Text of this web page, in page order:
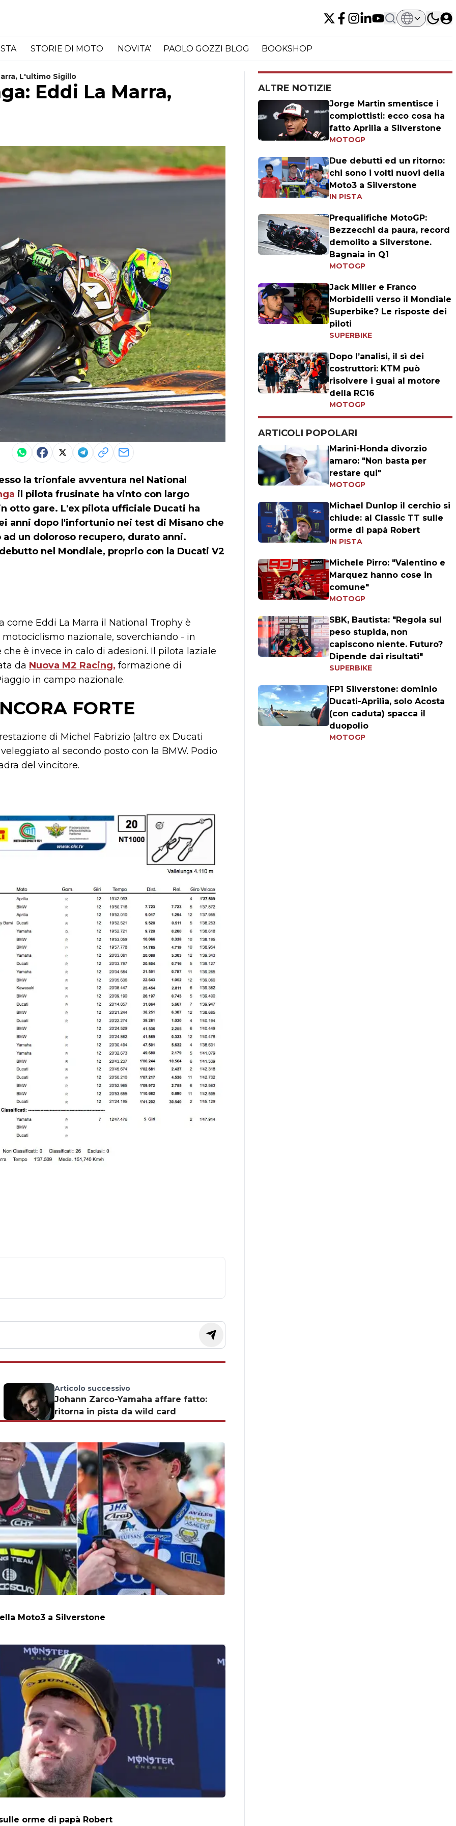
STORIE DI MOTO NOVITA’ PAOLO GOZZI BLOG BOOKSHOP
L'ultimo Sigillo
Eddi La Marra,
la trionfale avventura nel National
il pilota frusinate ha vinto con largo
otto gare. L'ex pilota ufficiale Ducati ha
anni dopo l'infortunio nei test di Misano che
un doloroso recupero, durato anni.
nel Mondiale, proprio con la Ducati V2
Eddi La Marra il National Trophy è
nazionale, soverchiando - in
è invece in calo di adesioni. Il pilota laziale
da Nuova M2 Racing, formazione di
in campo nazionale.
FORTE
di Michel Fabrizio (altro ex Ducati
al secondo posto con la BMW. Podio
del vincitore.
Articolo successivo
Johann Zarco-Yamaha affare fatto:
ritorna in pista da wild card
Moto3 a Silverstone
orme di papà Robert
ALTRE NOTIZIE
Jorge Martin smentisce i
complottisti: ecco cosa ha
fatto Aprilia a Silverstone
MOTOGP
Due debutti ed un ritorno:
chi sono i volti nuovi della
Moto3 a Silverstone
IN PISTA
Prequalifiche MotoGP:
Bezzecchi da paura, record
demolito a Silverstone.
Bagnaia in Q1
MOTOGP
Jack Miller e Franco
Morbidelli verso il Mondiale
Superbike? Le risposte dei
piloti
SUPERBIKE
Dopo l’analisi, il sì dei
costruttori: KTM può
risolvere i guai al motore
della RC16
MOTOGP
ARTICOLI POPOLARI
Marini-Honda divorzio
amaro: "Non basta per
restare qui"
MOTOGP
Michael Dunlop il cerchio si
chiude: al Classic TT sulle
orme di papà Robert
IN PISTA
Michele Pirro: "Valentino e
Marquez hanno cose in
comune"
MOTOGP
SBK, Bautista: "Regola sul
peso stupida, non
capiscono niente. Futuro?
Dipende dai risultati"
SUPERBIKE
FP1 Silverstone: dominio
Ducati-Aprilia, solo Acosta
(con caduta) spacca il
duopolio
MOTOGP